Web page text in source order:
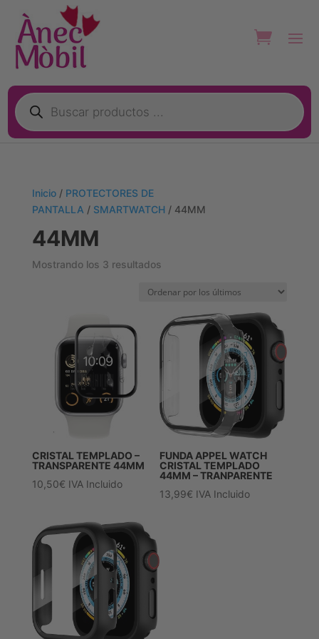
Búsqueda
de
productos
Inicio/ PROTECTORES DE
PANTALLA / SMARTWATCH / 44MM
44MM
Mostrando los 3 resultadosOrdenado
los
últimos
CRISTAL TEMPLADO –
TRANSPARENTE 44MM
10,50€ IVA Incluido
FUNDA APPEL WATCH
CRISTAL TEMPLADO
44MM – TRANPARENTE
13,99€ IVA Incluido